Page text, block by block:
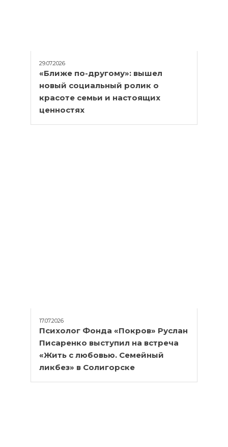
29.07.2026
«Ближе по-другому»: вышел
новый социальный ролик о
красоте семьи и настоящих
ценностях
17.07.2026
Психолог Фонда «Покров» Руслан
Писаренко выступил на встреча
«Жить с любовью. Семейный
ликбез» в Солигорске